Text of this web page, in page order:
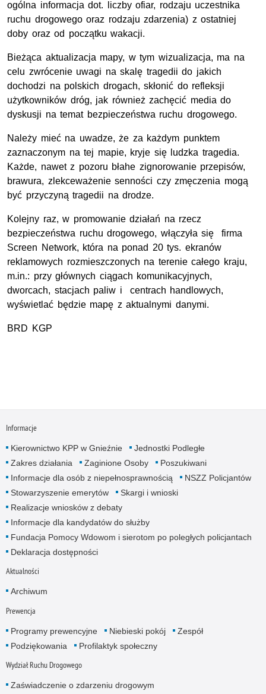
ogólna informacja dot. liczby ofiar, rodzaju uczestnika
ruchu drogowego oraz rodzaju zdarzenia) z ostatniej
doby oraz od początku wakacji.
Bieżąca aktualizacja mapy, w tym wizualizacja, ma na
celu zwrócenie uwagi na skalę tragedii do jakich
dochodzi na polskich drogach, skłonić do refleksji
użytkowników dróg, jak również zachęcić media do
dyskusji na temat bezpieczeństwa ruchu drogowego.
Należy mieć na uwadze, że za każdym punktem
zaznaczonym na tej mapie, kryje się ludzka tragedia.
Każde, nawet z pozoru błahe zignorowanie przepisów,
brawura, zlekceważenie senności czy zmęczenia mogą
być przyczyną tragedii na drodze.
Kolejny raz, w promowanie działań na rzecz
bezpieczeństwa ruchu drogowego, włączyła się firma
Screen Network, która na ponad 20 tys. ekranów
reklamowych rozmieszczonych na terenie całego kraju,
m.in.: przy głównych ciągach komunikacyjnych,
dworcach, stacjach paliw i centrach handlowych,
wyświetlać będzie mapę z aktualnymi danymi.
BRD KGP
Informacje
Kierownictwo KPP w Gnieźnie
Jednostki Podległe
Zakres działania
Zaginione Osoby
Poszukiwani
Informacje dla osób z niepełnosprawnością
NSZZ Policjantów
Stowarzyszenie emerytów
Skargi i wnioski
Realizacje wniosków z debaty
Informacje dla kandydatów do służby
Fundacja Pomocy Wdowom i sierotom po poległych policjantach
Deklaracja dostępności
Aktualności
Archiwum
Prewencja
Programy prewencyjne Niebieski pokój
Zespół
Podziękowania
Profilaktyk społeczny
Wydział Ruchu Drogowego
Zaświadczenie o zdarzeniu drogowym